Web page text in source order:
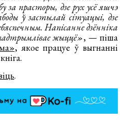
за прасторы, дзе рух усё яшчэ
ў застылай сітуацыі, дзе
Напісанне дзённіка
жыццё», — піша
, якое працуе ў выгнанні
.